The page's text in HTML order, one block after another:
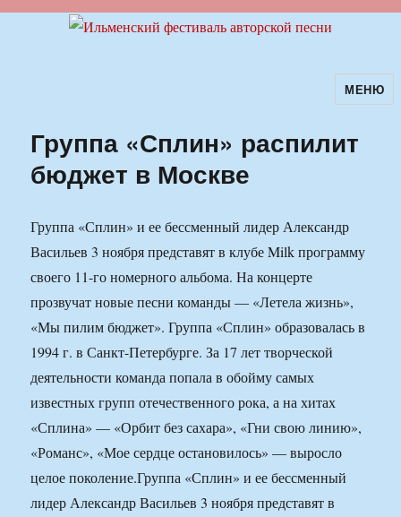
Ильменский фестиваль авторскойМЕНЮ
Группа «Сплин» распилит
бюджет в Москве
Группа «Сплин» и ее бессменный лидер Александр
Васильев 3 ноября представят в клубе Milk программу
своего 11-го номерного альбома. На концерте
прозвучат новые песни команды — «Летела жизнь»,
«Мы пилим бюджет». Группа «Сплин» образовалась в
1994 г. в Санкт-Петербурге. За 17 лет творческой
деятельности команда попала в обойму самых
известных групп отечественного рока, а на хитах
«Сплина» — «Орбит без сахара», «Гни свою линию»,
«Романс», «Мое сердце остановилось» — выросло
целое поколение.Группа «Сплин» и ее бессменный
лидер Александр Васильев 3 ноября представят в